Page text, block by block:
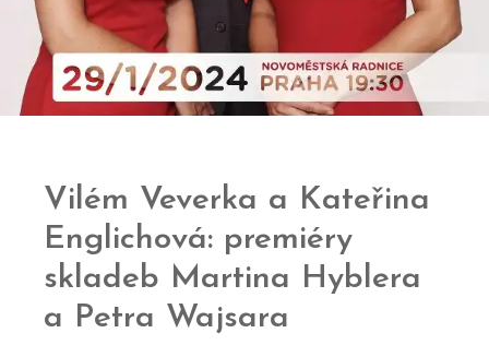
Vilém Veverka a Kateřina
Englichová: premiéry
skladeb Martina Hyblera
a Petra Wajsara